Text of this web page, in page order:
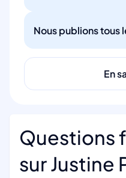
Nous publions tous
En
Questions
sur Justine